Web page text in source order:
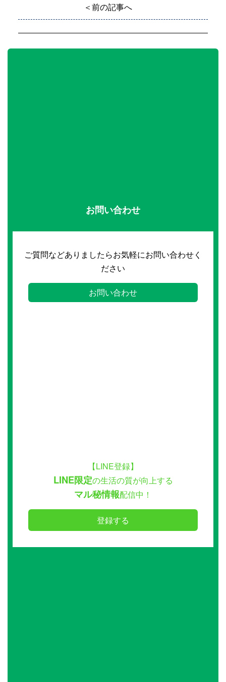
＜前の記事へ
お問い合わせ
ご質問などありましたらお気軽にお問い合わせく
ださい
お問い合わせ
【LINE登録】
LINE限定の生活の質が向上する
マル秘情報配信中！
登録する